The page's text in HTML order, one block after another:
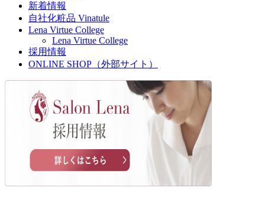
新着情報
自社化粧品 Vinatule
Lena Virtue College
Lena Virtue College
採用情報
ONLINE SHOP（外部サイト）